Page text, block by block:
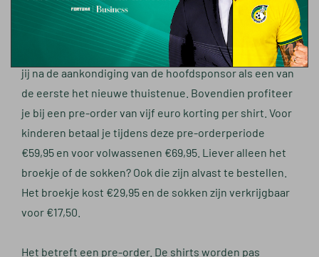
fysiek te koop zijn. Kan je toch niet wachten? Het
thuistenue is vanaf vandaag al wel via dewebshopte
pre-orderen. Door het shirt alvast te bestellen ontvang
jij na de aankondiging van de hoofdsponsor als een van
de eerste het nieuwe thuistenue. Bovendien profiteer
je bij een pre-order van vijf euro korting per shirt. Voor
kinderen betaal je tijdens deze pre-orderperiode
€59,95 en voor volwassenen €69,95. Liever alleen het
broekje of de sokken? Ook die zijn alvast te bestellen.
Het broekje kost €29,95 en de sokken zijn verkrijgbaar
voor €17,50.
Het betreft een pre-order. De shirts worden pas